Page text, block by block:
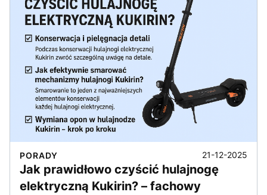
PORADY 21-12-2025
Jak prawidłowo czyścić hulajnogę
elektryczną Kukirin? – fachowy